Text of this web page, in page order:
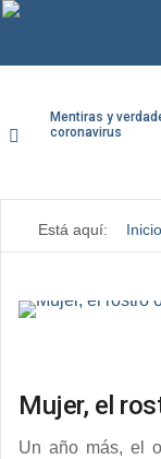
Mentiras y
coronavirus
Está aquí: Inicio
Mujer, el
Un año más, el
Contraseña